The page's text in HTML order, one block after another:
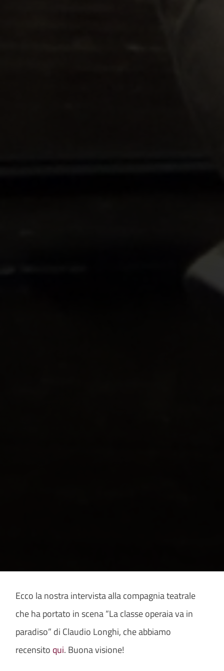
Ecco la nostra intervista alla compagnia teatrale
che ha portato in scena “La classe operaia va in
paradiso” di Claudio Longhi, che abbiamo
recensito qui. Buona visione!